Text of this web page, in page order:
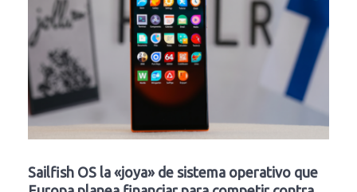
Sailfish OS la «joya» de sistema operativo que